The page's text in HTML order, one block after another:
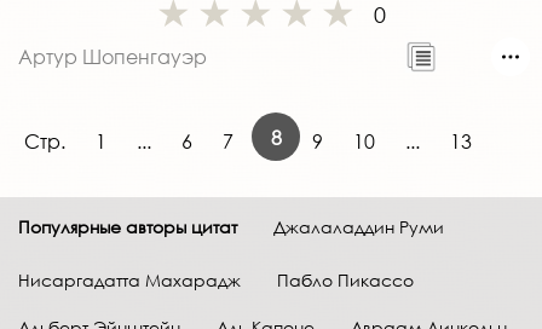
0
Артур Шопенгауэр
Стр. 1 ... 6 7 8 9 10 ... 13
Популярные авторы цитат Джалаладдин Руми
Нисаргадатта Махарадж Пабло Пикассо